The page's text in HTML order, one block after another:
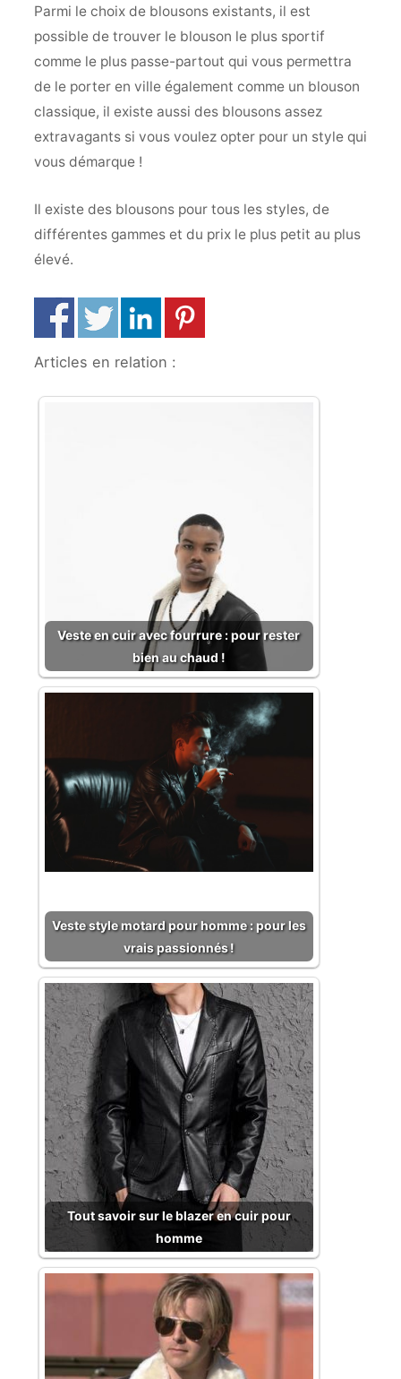
Parmi le choix de blousons existants, il est
possible de trouver le blouson le plus sportif
comme le plus passe-partout qui vous permettra
de le porter en ville également comme un blouson
classique, il existe aussi des blousons assez
extravagants si vous voulez opter pour un style qui
vous démarque !
Il existe des blousons pour tous les styles, de
différentes gammes et du prix le plus petit au plus
élevé.
Articles en relation :
Veste en cuir avec fourrure : pour rester
bien au chaud !
Veste style motard pour homme : pour les
vrais passionnés !
Tout savoir sur le blazer en cuir pour
homme